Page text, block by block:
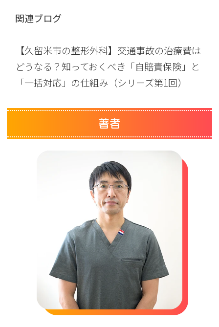
関連ブログ
【久留米市の整形外科】交通事故の治療費は
どうなる？知っておくべき「自賠責保険」と
「一括対応」の仕組み（シリーズ第1回）
著者